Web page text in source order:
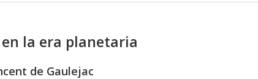
la era planetaria
de Gaulejac